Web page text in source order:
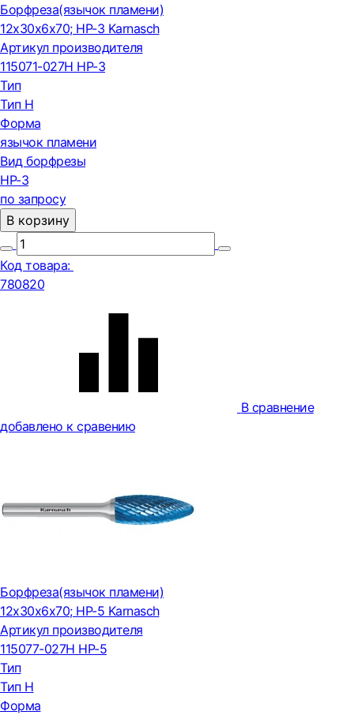
Борфреза(язычок пламени)
12x30x6x70; HP-3 Karnasch
Артикул производителя
115071-027H HP-3
Тип
Тип H
Форма
язычок пламени
Вид борфрезы
HP-3
по запросу
В корзину
Код товара:
780820
В сравнение
добавлено к сравению
Борфреза(язычок пламени)
12x30x6x70; HP-5 Karnasch
Артикул производителя
115077-027H HP-5
Тип
Тип H
Форма